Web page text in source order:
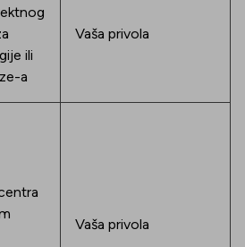
ili
a
Vaša privola
Vaša privola